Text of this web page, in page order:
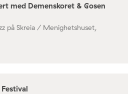
med Demenskoret & Gosen
på Skreia / Menighetshuset,